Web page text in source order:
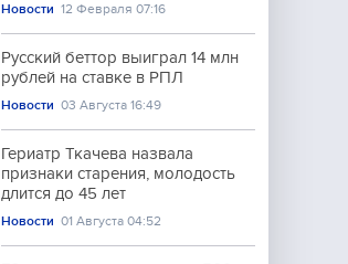
Новости 12 Февраля 07:16
Русский беттор выиграл 14 млн
рублей на ставке в РПЛ
Новости 03 Августа 16:49
Гериатр Ткачева назвала
признаки старения, молодость
длится до 45 лет
Новости 01 Августа 04:52